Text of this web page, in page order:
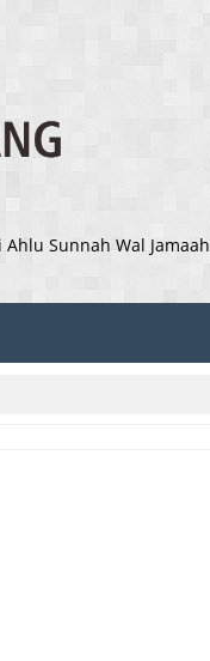
Sunnah Wal Jamaah